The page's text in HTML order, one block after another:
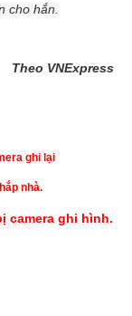
cho hắn.
Theo VNExpress
ghi lại
nhà.
camera ghi hình.